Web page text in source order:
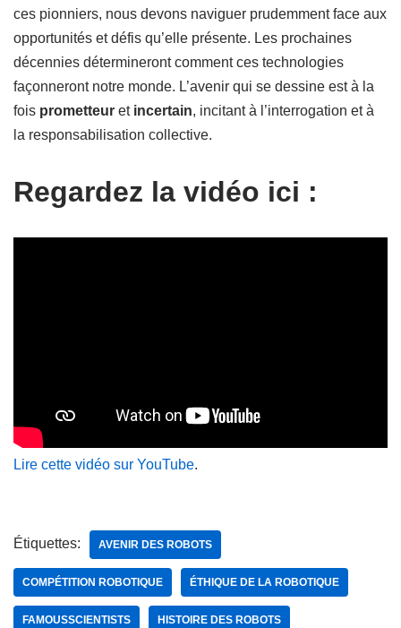
ces pionniers, nous devons naviguer prudemment face aux
opportunités et défis qu’elle présente. Les prochaines
décennies détermineront comment ces technologies
façonneront notre monde. L’avenir qui se dessine est à la
fois prometteur et incertain, incitant à l’interrogation et à
la responsabilisation collective.
Regardez la vidéo ici :
Lire cette vidéo sur YouTube.
Étiquettes: AVENIR DES ROBOTS
COMPÉTITION ROBOTIQUE ÉTHIQUE DE LA ROBOTIQUE
FAMOUSSCIENTISTS HISTOIRE DES ROBOTS